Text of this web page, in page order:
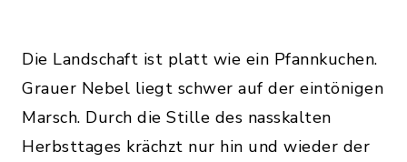
Die Landschaft ist platt wie ein Pfannkuchen.
Grauer Nebel liegt schwer auf der eintönigen
Marsch. Durch die Stille des nasskalten
Herbsttages krächzt nur hin und wieder der